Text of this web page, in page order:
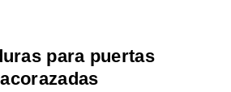
para puertas
acorazadas